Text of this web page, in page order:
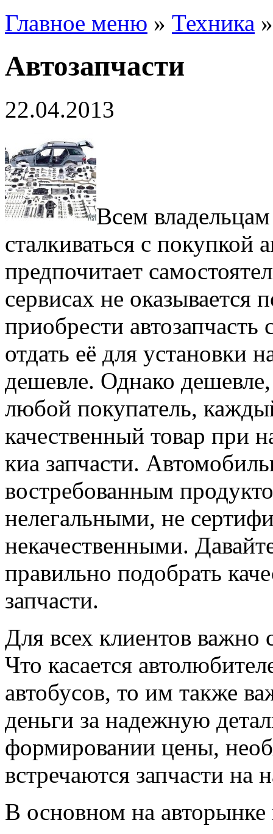
Главное меню » Техника
Автозапчасти
22.04.2013
Всем
сталкиваться с покупкой
предпочитает
сервисах не оказывается
приобрести
отдать её для установки
дешевле. Однако
любой покупатель,
качественный товар при
киа запчасти.
востребованным
нелегальными, не
некачественными.
правильно подобрать
запчасти.
Для всех клиентов важно
Что касается
автобусов, то им также
деньги за надежную
формировании цены,
встречаются запчасти на
В основном на авторынке